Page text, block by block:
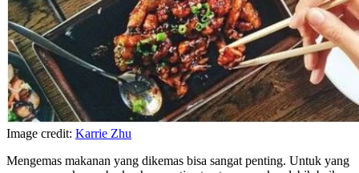
Image credit: Karrie Zhu
Mengemas makanan yang dikemas bisa sangat penting. Untuk yang